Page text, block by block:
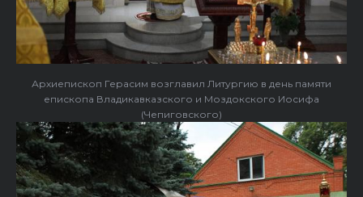
Архиепископ Герасим возглавил Литургию в день памяти
епископа Владикавказского и Моздокского Иосифа
(Чепиговского)